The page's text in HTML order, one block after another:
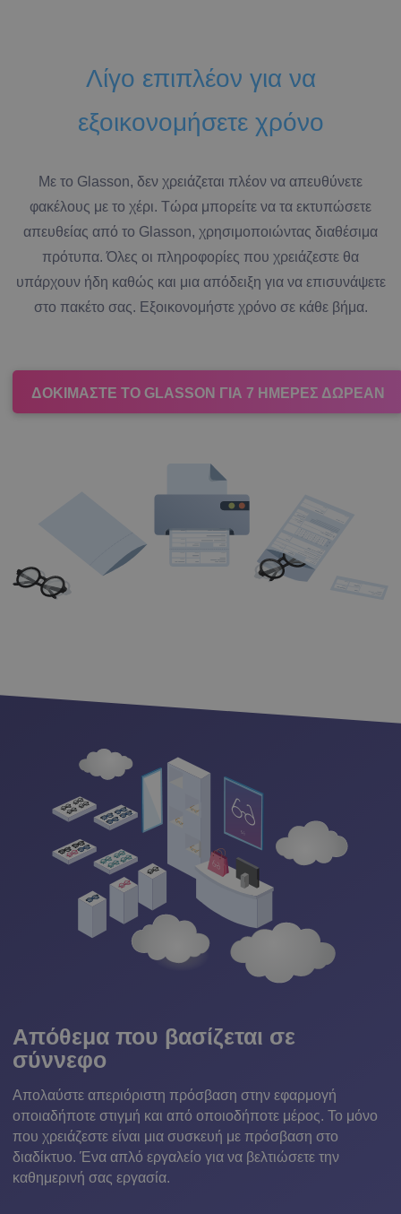
Λίγο επιπλέον για να
εξοικονομήσετε χρόνο
Με το Glasson, δεν χρειάζεται πλέον να απευθύνετε
φακέλους με το χέρι. Τώρα μπορείτε να τα εκτυπώσετε
απευθείας από το Glasson, χρησιμοποιώντας διαθέσιμα
πρότυπα. Όλες οι πληροφορίες που χρειάζεστε θα
υπάρχουν ήδη καθώς και μια απόδειξη για να επισυνάψετε
στο πακέτο σας. Εξοικονομήστε χρόνο σε κάθε βήμα.
ΔΟΚΙΜΆΣΤΕ ΤΟ GLASSON ΓΙΑ 7 ΗΜΈΡΕΣ ΔΩΡΕΆΝ
Απόθεμα που βασίζεται σε
σύννεφο
Απολαύστε απεριόριστη πρόσβαση στην εφαρμογή
οποιαδήποτε στιγμή και από οποιοδήποτε μέρος. Το μόνο
που χρειάζεστε είναι μια συσκευή με πρόσβαση στο
διαδίκτυο. Ένα απλό εργαλείο για να βελτιώσετε την
καθημερινή σας εργασία.